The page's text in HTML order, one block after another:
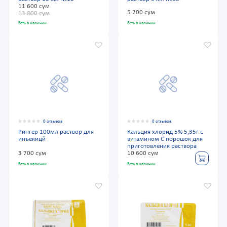
11 600 сум
13 800 сум
Есть в наличии
5 200 сум
Есть в наличии
0 отзывов
Рингер 100мл раствор для
инъекицй
3 700 сум
Есть в наличии
0 отзывов
Кальция хлорид 5% 5,35г с
витамином С порошок для
приготовления раствора
10 600 сум
Есть в наличии